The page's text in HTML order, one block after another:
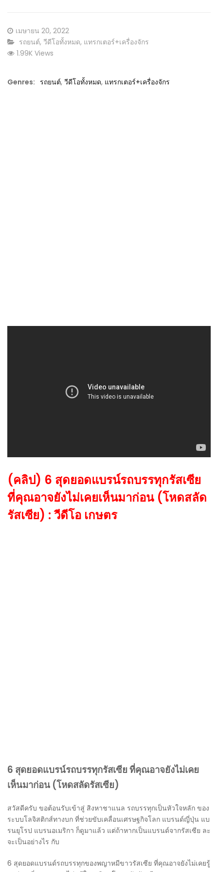
Posted
on
เมษายน 20, 2022
CATEGORY:
รถยนต์, วีดีโอทั้งหมด, แทรกเตอร์+เครื่องจักร
1.99K Views
Genres: รถยนต์, วีดีโอทั้งหมด, แทรกเตอร์+เครื่องจักร
(คลิป) 6 สุดยอดแบรน์รถบรรทุกรัสเซีย
ที่คุณอาจยังไม่เคยเห็นมาก่อน (โหดสลัด
รัสเซีย) : วีดีโอ เกษตร
6 สุดยอดแบรน์รถบรรทุกรัสเซีย ที่คุณอาจยังไม่เคย
เห็นมาก่อน (โหดสลัดรัสเซีย)
สวัสดีครับ ขอต้อนรับเข้าสู่ สิงหาชาแนล รถบรรทุกเป็นหัวใจหลัก ของ
ระบบโลจิสติกส์ทางบก ที่ช่วยขับเคลื่อนเศรษฐกิจโลก แบรนด์ญี่ปุ่น แบ
รนยุโรป แบรนอเมริกา ก็ดูมาแล้ว แต่ถ้าหากเป็นแบรนด์จากรัสเซีย ละ
จะเป็นอย่างไร กับ
6 สุดยอดแบรนด์รถบรรทุกของพญาหมีขาวรัสเซีย ที่คุณอาจยังไม่เคยรู้